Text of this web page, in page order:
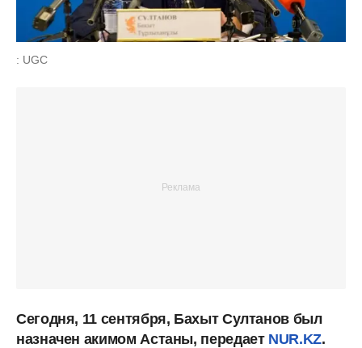
: UGC
Сегодня, 11 сентября, Бахыт Султанов был
назначен акимом Астаны, передает NUR.KZ.